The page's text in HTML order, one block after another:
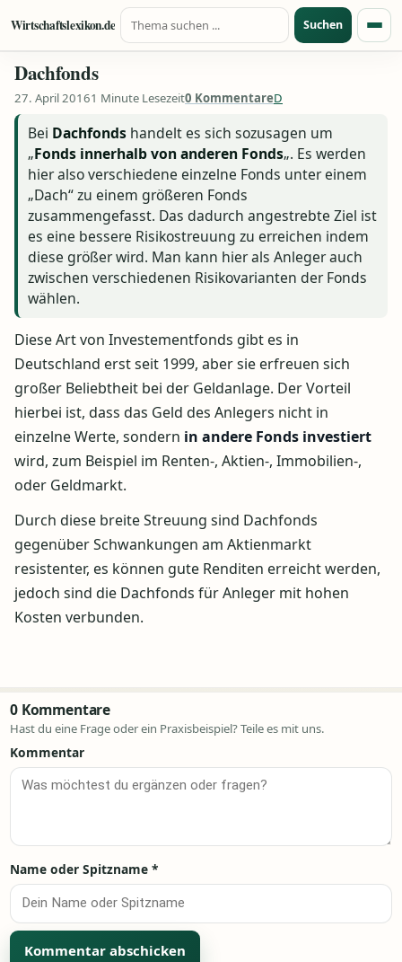
Zum Inhalt springen
Wirtschaftslexikon.de
Suche nach:
Suchen
Dachfonds
27. April 20161 Minute Lesezeit0 KommentareD
Bei Dachfonds handelt es sich sozusagen um
„Fonds innerhalb von anderen Fonds„. Es werden
hier also verschiedene einzelne Fonds unter einem
„Dach“ zu einem größeren Fonds
zusammengefasst. Das dadurch angestrebte Ziel ist
es eine bessere Risikostreuung zu erreichen indem
diese größer wird. Man kann hier als Anleger auch
zwischen verschiedenen Risikovarianten der Fonds
wählen.
Diese Art von Investementfonds gibt es in
Deutschland erst seit 1999, aber sie erfreuen sich
großer Beliebtheit bei der Geldanlage. Der Vorteil
hierbei ist, dass das Geld des Anlegers nicht in
einzelne Werte, sondern in andere Fonds investiert
wird, zum Beispiel im Renten-, Aktien-, Immobilien-,
oder Geldmarkt.
Durch diese breite Streuung sind Dachfonds
gegenüber Schwankungen am Aktienmarkt
resistenter, es können gute Renditen erreicht werden,
jedoch sind die Dachfonds für Anleger mit hohen
Kosten verbunden.
0 Kommentare
Hast du eine Frage oder ein Praxisbeispiel? Teile es mit uns.
Kommentar
Name oder Spitzname *